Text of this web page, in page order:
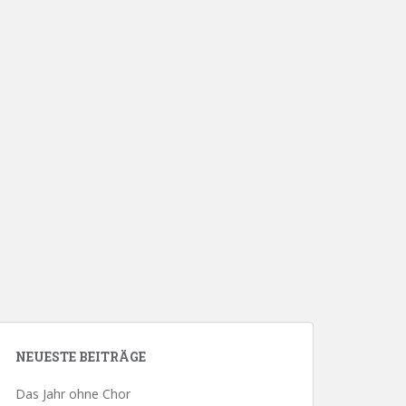
NEUESTE BEITRÄGE
Das Jahr ohne Chor